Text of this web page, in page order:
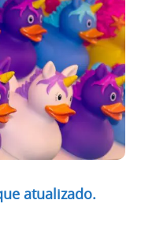
atualizado.